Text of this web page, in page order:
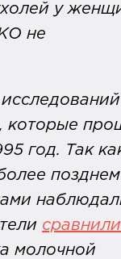
у
не
которые
год. Так
позднем
сравнили
молочной